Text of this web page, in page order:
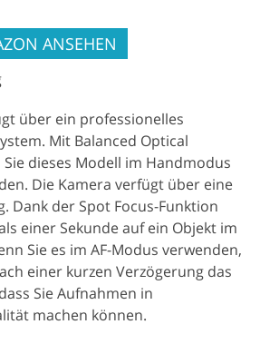
ANSEHEN
über ein professionelles
Mit Balanced Optical
dieses Modell im Handmodus
Die Kamera verfügt über eine
Dank der Spot Focus-Funktion
einer Sekunde auf ein Objekt im
Sie es im AF-Modus verwenden,
einer kurzen Verzögerung das
Sie Aufnahmen in
machen können.